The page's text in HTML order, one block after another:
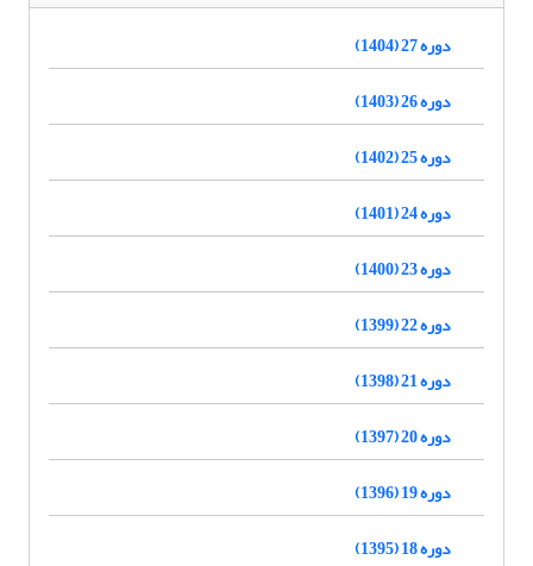
دوره 27 (1404)
دوره 26 (1403)
دوره 25 (1402)
دوره 24 (1401)
دوره 23 (1400)
دوره 22 (1399)
دوره 21 (1398)
دوره 20 (1397)
دوره 19 (1396)
دوره 18 (1395)